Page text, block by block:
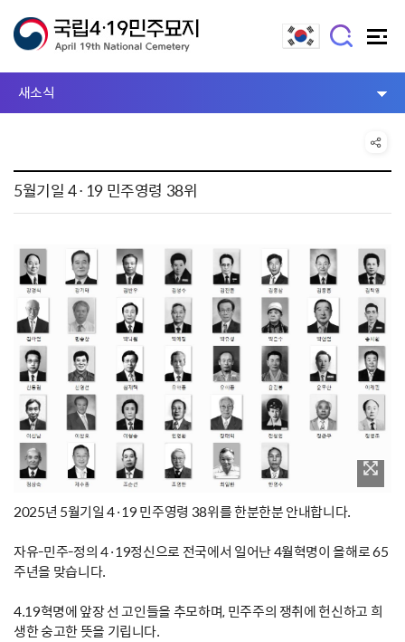
새소식
5월기일 4·19 민주영령 38위
2025년 5월기일 4·19 민주영령 38위를 한분한분 안내합니다.
자유-민주-정의 4·19정신으로 전국에서 일어난 4월혁명이 올해로 65
주년을 맞습니다.
4.19혁명에 앞장 선 고인들을 추모하며, 민주주의 쟁취에 헌신하고 희
생한 숭고한 뜻을 기립니다.